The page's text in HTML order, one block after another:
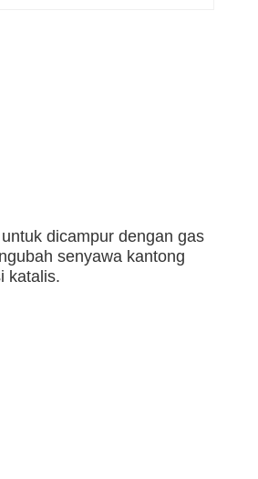
dicampur dengan gas
senyawa kantong
katalis.